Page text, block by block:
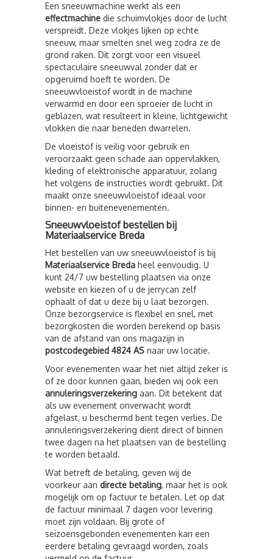
Een sneeuwmachine werkt als een
effectmachine die schuimvlokjes door de lucht
verspreidt. Deze vlokjes lijken op echte
sneeuw, maar smelten snel weg zodra ze de
grond raken. Dit zorgt voor een visueel
spectaculaire sneeuwval zonder dat er
opgeruimd hoeft te worden. De
sneeuwvloeistof wordt in de machine
verwarmd en door een sproeier de lucht in
geblazen, wat resulteert in kleine, lichtgewicht
vlokken die naar beneden dwarrelen.
De vloeistof is veilig voor gebruik en
veroorzaakt geen schade aan oppervlakken,
kleding of elektronische apparatuur, zolang
het volgens de instructies wordt gebruikt. Dit
maakt onze sneeuwvloeistof ideaal voor
binnen- en buitenevenementen.
Sneeuwvloeistof bestellen bij
Materiaalservice Breda
Het bestellen van uw sneeuwvloeistof is bij
Materiaalservice Breda heel eenvoudig. U
kunt 24/7 uw bestelling plaatsen via onze
website en kiezen of u de jerrycan zelf
ophaalt of dat u deze bij u laat bezorgen.
Onze bezorgservice is flexibel en snel, met
bezorgkosten die worden berekend op basis
van de afstand van ons magazijn in
postcodegebied 4824 AS naar uw locatie.
Voor evenementen waar het niet altijd zeker is
of ze door kunnen gaan, bieden wij ook een
annuleringsverzekering aan. Dit betekent dat
als uw evenement onverwacht wordt
afgelast, u beschermd bent tegen verlies. De
annuleringsverzekering dient direct of binnen
twee dagen na het plaatsen van de bestelling
te worden betaald.
Wat betreft de betaling, geven wij de
voorkeur aan directe betaling, maar het is ook
mogelijk om op factuur te betalen. Let op dat
de factuur minimaal 7 dagen voor levering
moet zijn voldaan. Bij grote of
seizoensgebonden evenementen kan een
eerdere betaling gevraagd worden, zoals